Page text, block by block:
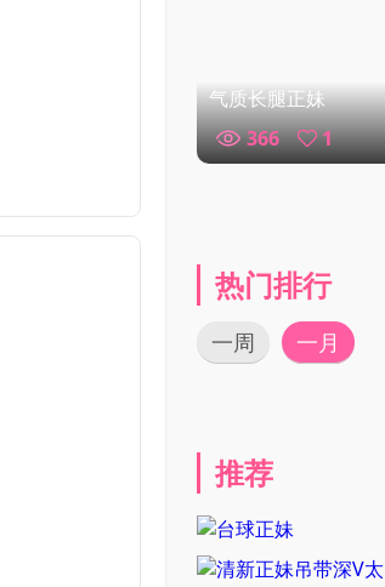
气质长腿正妹
366
1
热门排行
一周 一月
推荐